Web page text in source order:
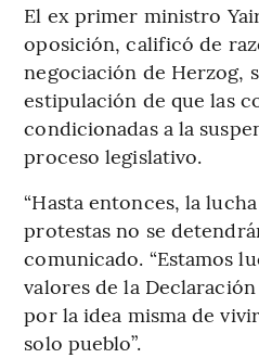
El ex primer ministro
oposición, calificó de
negociación de Herzog,
estipulación de que las
condicionadas a la
proceso legislativo.
“Hasta entonces, la
protestas no se
comunicado. “Estamos
valores de la
por la idea misma de
solo pueblo”.